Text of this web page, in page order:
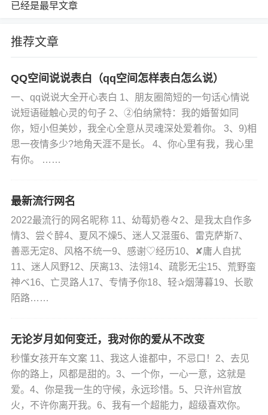
已经是最早文章
推荐文章
QQ空间说说表白（qq空间怎样表白怎么说）
一、qq说说大全开心表白 1、朋友圈简短的一句话心情说
说短语碰触心灵的句子 2、②伯纳黛特：我的婚誓如同
你，短小但美妙，我全心全意从灵魂深处爱着你。 3、9)相
思一夜情多少?地角天涯不是长。 4、你心里有我，我心里
有你。 ……
最新流行网名
2022最流行的网名昵称 11、幼莓奶卷々2、是我太自作多
情3、尝ぐ醉4、夏风不燥5、迷人又混蛋6、雷克萨斯7、
善恶无定8、风格不统一9、感谢♡经历10、✘庸人自扰
11、迷人风野12、厌离13、法翎14、疏影无尘15、荒野蛮
神ベ16、亡灵路人17、专情予你18、轻✰烟薄暮19、长歌
陌路……
无论岁月如何变迁，我对你的爱从不改变
秒懂女孩开车文案 11、我这人谁都中，不忌口！2、去见
你的路上，风都是甜的。3、一个你，一心一意，这就是
爱。4、你是我一生的守候，永远珍惜。5、只许州官放
火，不许你离开我。6、我有一个超能力，超级喜欢你。